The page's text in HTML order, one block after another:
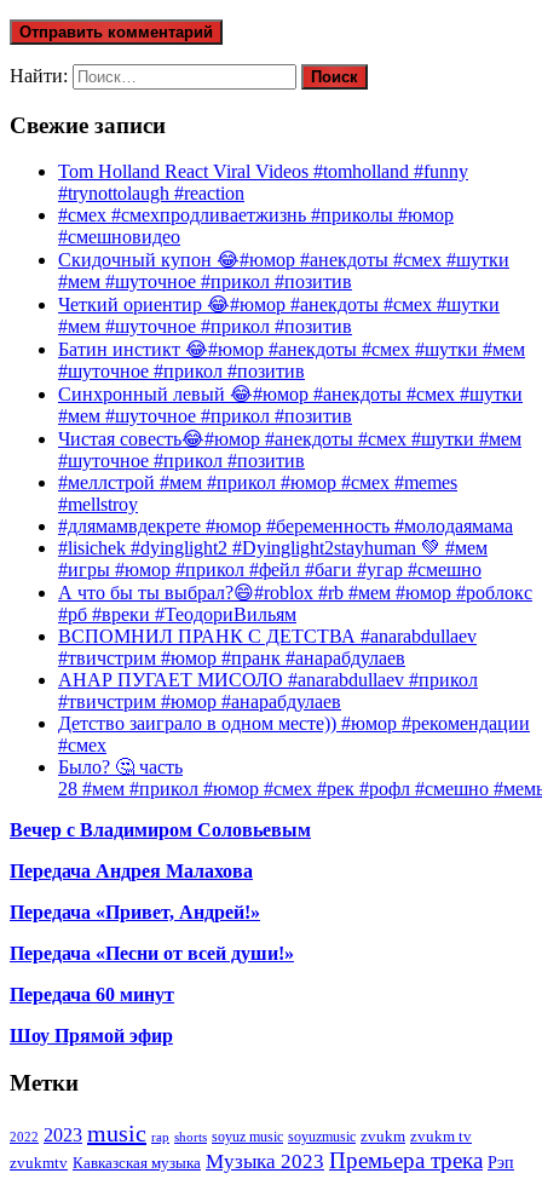
Найти:
Свежие записи
Tom Holland React Viral Videos #tomholland #funny
#trynottolaugh #reaction
#смех #смехпродливаетжизнь #приколы #юмор
#смешновидео
Скидочный купон 😂#юмор #анекдоты #смех #шутки
#мем #шуточное #прикол #позитив
Четкий ориентир 😂#юмор #анекдоты #смех #шутки
#мем #шуточное #прикол #позитив
Батин инстикт 😂#юмор #анекдоты #смех #шутки #мем
#шуточное #прикол #позитив
Синхронный левый 😂#юмор #анекдоты #смех #шутки
#мем #шуточное #прикол #позитив
Чистая совесть😂#юмор #анекдоты #смех #шутки #мем
#шуточное #прикол #позитив
#меллстрой #мем #прикол #юмор #смех #memes
#mellstroy
#длямамвдекрете #юмор #беременность #молодаямама
#lisichek #dyinglight2 #Dyinglight2stayhuman 💚 #мем
#игры #юмор #прикол #фейл #баги #угар #смешно
А что бы ты выбрал?😄#roblox #rb #мем #юмор #роблокс
#рб #вреки #ТеодориВильям
ВСПОМНИЛ ПРАНК С ДЕТСТВА #anarabdullaev
#твичстрим #юмор #пранк #анарабдулаев
АНАР ПУГАЕТ МИСОЛО #anarabdullaev #прикол
#твичстрим #юмор #анарабдулаев
Детство заиграло в одном месте)) #юмор #рекомендации
#смех
Было? 🤔 часть
28 #мем #прикол #юмор #смех #рек #рофл #смешно
Вечер с Владимиром Соловьевым
Передача Андрея Малахова
Передача «Привет, Андрей!»
Передача «Песни от всей души!»
Передача 60 минут
Шоу Прямой эфир
Метки
2022 2023 music rap shorts soyuz music soyuzmusic zvukm zvukm tv
zvukmtv Кавказская музыка Музыка 2023 Премьера трека Рэп